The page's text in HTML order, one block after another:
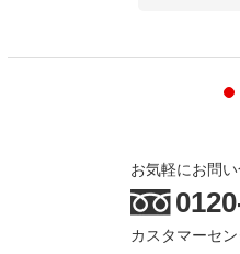
お気軽にお問い
カスタマーセ